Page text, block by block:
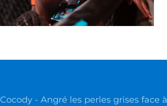
Cocody - Angré les perles grises face à